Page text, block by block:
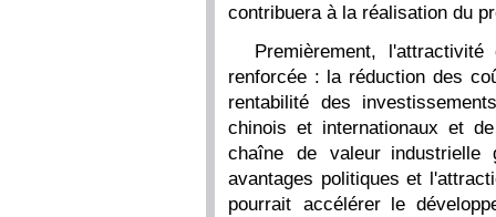
contribuera à la réalisation du
Premièrement,
renforcée : la réduction des
rentabilité des
chinois et internationaux et
chaîne de valeur
avantages politiques et
pourrait accélérer le